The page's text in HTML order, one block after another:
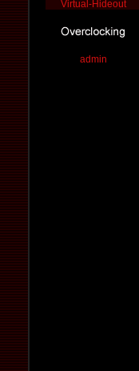
Virtual-Hideout
admin